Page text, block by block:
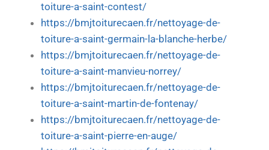
toiture-a-saint-contest/
https://bmjtoiturecaen.fr/nettoyage-de-
toiture-a-saint-germain-la-blanche-herbe/
https://bmjtoiturecaen.fr/nettoyage-de-
toiture-a-saint-manvieu-norrey/
https://bmjtoiturecaen.fr/nettoyage-de-
toiture-a-saint-martin-de-fontenay/
https://bmjtoiturecaen.fr/nettoyage-de-
toiture-a-saint-pierre-en-auge/